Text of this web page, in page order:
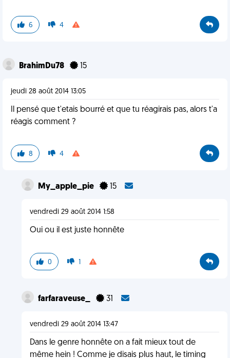
6 4
BrahimDu78 15
jeudi 28 août 2014 13:05
Il pensé que t'etais bourré et que tu réagirais pas, alors t'a
réagis comment ?
8 4
My_apple_pie 15
vendredi 29 août 2014 1:58
Oui ou il est juste honnête
0 1
farfaraveuse_ 31
vendredi 29 août 2014 13:47
Dans le genre honnête on a fait mieux tout de
même hein ! Comme je disais plus haut, le timing